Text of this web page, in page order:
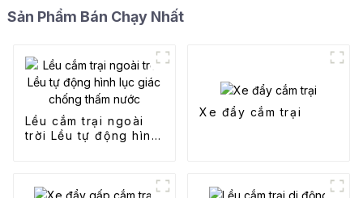
Sản Phẩm Bán Chạy Nhất
Lều cắm trại ngoài
trời Lều tự động hình
Xe đẩy cắm trại